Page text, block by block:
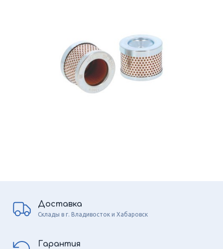
Доставка
Склады в г. Владивосток и Хабаровск
Гарантия